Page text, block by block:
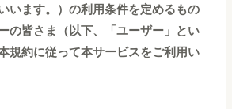
います。）の利用条件を定めるもの
の皆さま（以下、「ユーザー」とい
規約に従って本サービスをご利用い